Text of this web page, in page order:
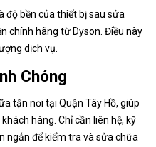
độ bền của thiết bị sau sửa
chính hãng từ Dyson. Điều này
dịch vụ.
Chóng
tận nơi tại Quận Tây Hồ, giúp
hàng. Chỉ cần liên hệ, kỹ
ngắn để kiểm tra và sửa chữa